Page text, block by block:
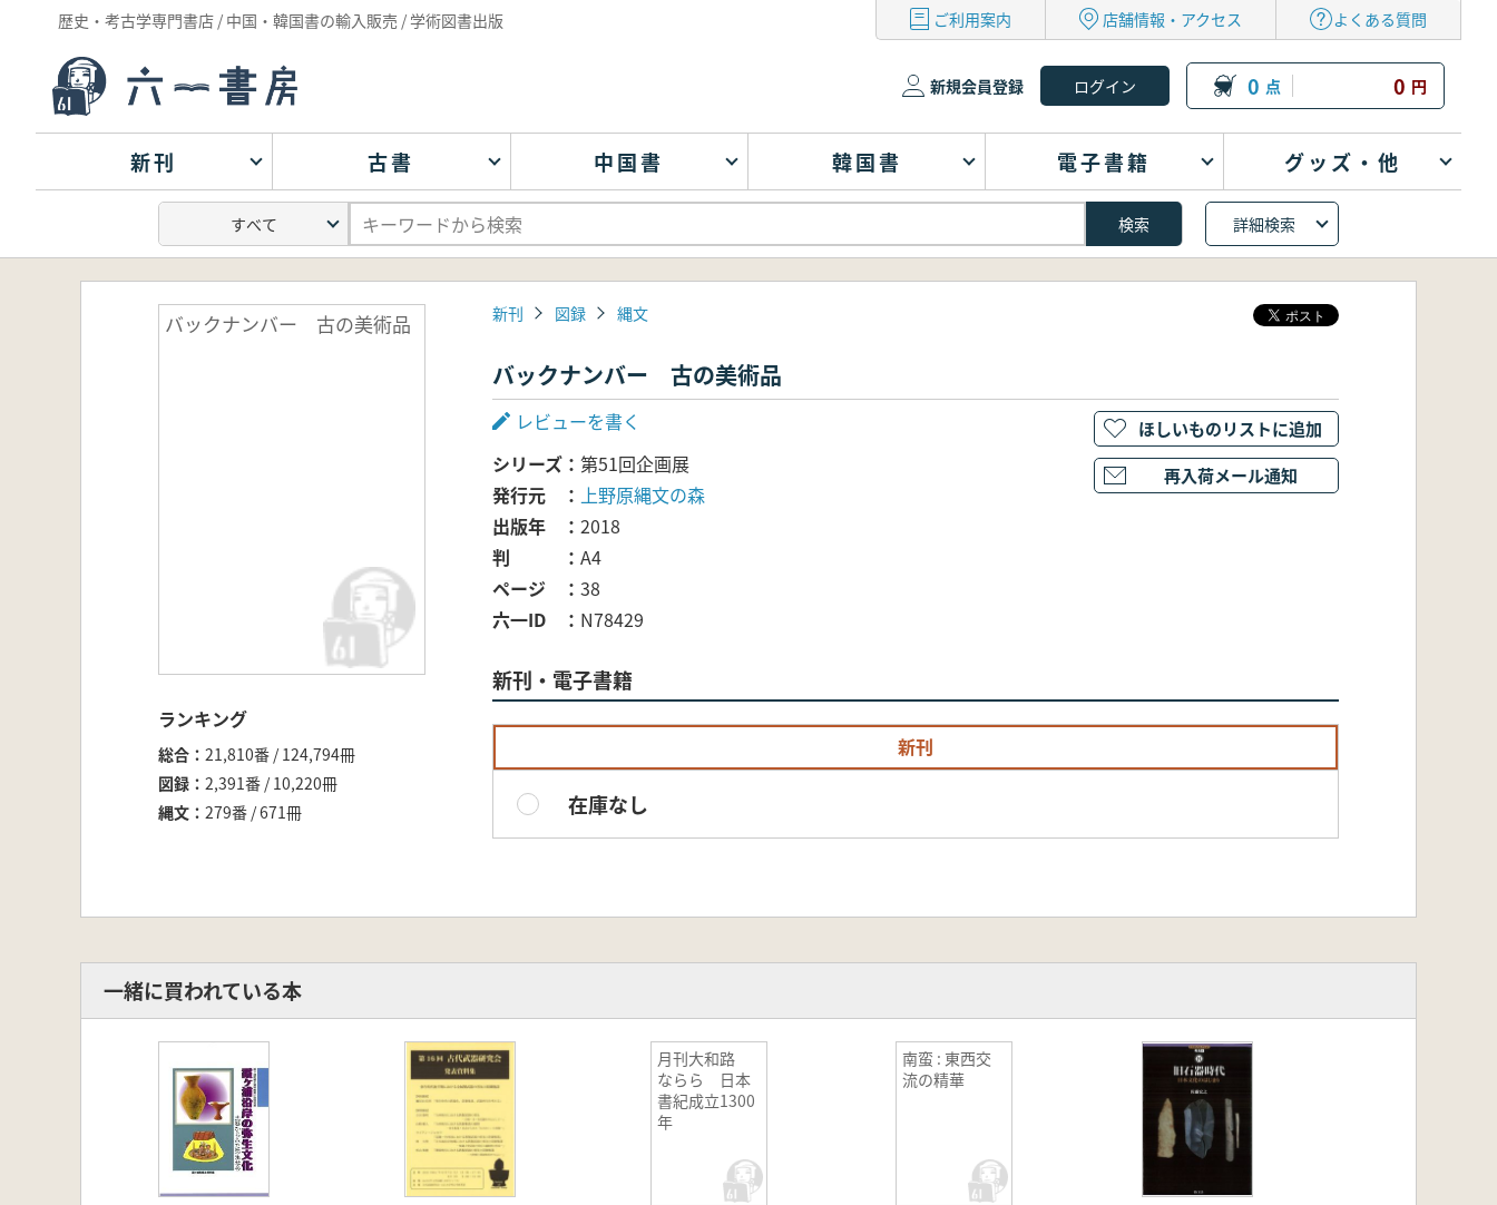
歴史・考古学専門書店 / 中国・韓国書の輸入販売 / 学術図書出版 ご利用案内 店舗情報・アクセス よくある質問
新規会員登録 0 点 0 円
新刊 古書 中国書 韓国書 電子書籍 グッズ・他
詳細検索
バックナンバー 古の美術品
ランキング
総合
21,810番 / 124,794冊
図録
2,391番 / 10,220冊
縄文
279番 / 671冊
新刊 図録 縄文
バックナンバー 古の美術品
レビューを書く
シリーズ
第51回企画展
発行元
上野原縄文の森
出版年
2018
判
A4
ページ
38
六一ID
N78429
新刊・電子書籍
新刊
在庫なし
ほしいものリストに追加
再入荷メール通知
一緒に買われている本
月刊大和路
ならら 日本
書紀成立1300
年
南蛮 : 東西交
流の精華